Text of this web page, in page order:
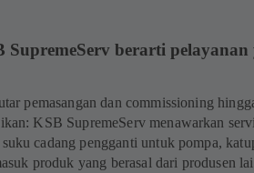
SupremeServ berarti pelayanan
pemasangan dan commissioning
KSB SupremeServ menawarkan
cadang pengganti untuk pompa,
produk yang berasal dari produsen